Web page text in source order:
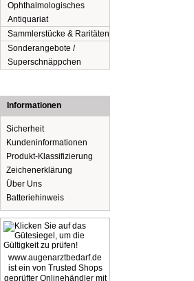
Ophthalmologisches
Antiquariat
Sammlerstücke & Raritäten
Sonderangebote /
Superschnäppchen
Informationen
Sicherheit
Kundeninformationen
Produkt-Klassifizierung
Zeichenerklärung
Über Uns
Batteriehinweis
www.augenarztbedarf.de
ist ein von Trusted Shops
geprüfter Onlinehändler mit